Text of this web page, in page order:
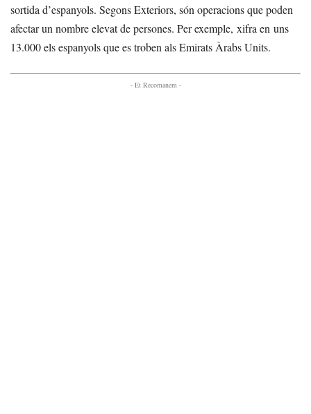
sortida d’espanyols. Segons Exteriors, són operacions que poden
afectar un nombre elevat de persones. Per exemple, xifra en uns
13.000 els espanyols que es troben als Emirats Àrabs Units.
- Et Recomanem -